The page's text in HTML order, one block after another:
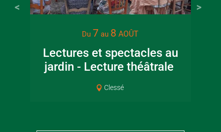
Du 7 au 8 AOÛT
Lectures et spectacles au
jardin - Lecture théâtrale
Clessé